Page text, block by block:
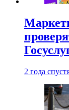
2 года